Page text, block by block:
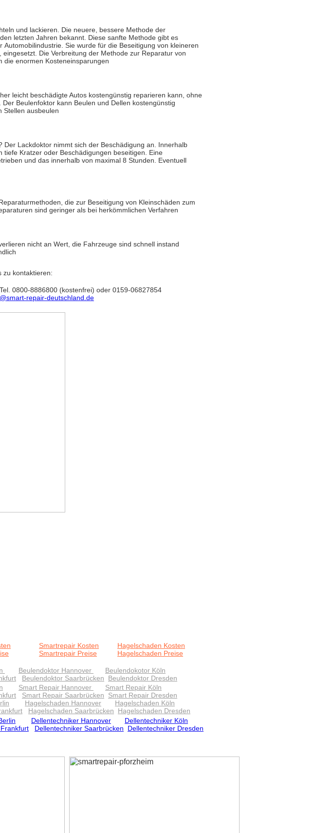
und lackieren. Die neuere, bessere Methode der
letzten Jahren bekannt. Diese sanfte Methode gibt es
Sie wurde für die Beseitigung von kleineren
Die Verbreitung der Methode zur Reparatur von
die enormen Kosteneinsparungen
leicht beschädigte Autos kostengünstig reparieren kann, ohne
Beulenfoktor kann Beulen und Dellen kostengünstig
Stellen ausbeulen
Der Lackdoktor nimmt sich der Beschädigung an. Innerhalb
Kratzer oder Beschädigungen beseitigen. Eine
und das innerhalb von maximal 8 Stunden. Eventuell
die zur Beseitigung von Kleinschäden zum
sind geringer als bei herkömmlichen Verfahren
nicht an Wert, die Fahrzeuge sind schnell instand
zu kontaktieren:
0800-8886800 (kostenfrei) oder 0159-06827854
repair-deutschland.de
Smartrepair Kosten
Smartrepair Preise
Hagelschaden Kosten
Hagelschaden Preise
Beulendoktor Hannover
Beulendokotor Köln
Beulendoktor Saarbrücken
Beulendoktor Dresden
Smart Repair Hannover
Smart Repair Köln
Smart Repair Saarbrücken
Smart Repair Dresden
Hagelschaden Hannover
Hagelschaden Köln
Hagelschaden Saarbrücken
Hagelschaden Dresden
Dellentechniker Hannover
Dellentechniker Köln
Dellentechniker Saarbrücken Dellentechniker Dresden